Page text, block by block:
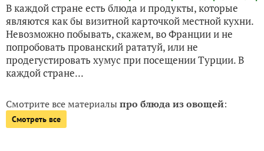
В каждой стране есть блюда и продукты, которые
являются как бы визитной карточкой местной кухни.
Невозможно побывать, скажем, во Франции и не
попробовать прованский рататуй, или не
продегустировать хумус при посещении Турции. В
каждой стране...
Смотрите все материалыпро блюда из овощей:
Смотреть все